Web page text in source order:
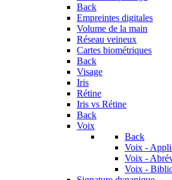
Back
Empreintes digitales
Volume de la main
Réseau veineux
Cartes biométriques
Back
Visage
Iris
Rétine
Iris vs Rétine
Back
Voix
Back
Voix -
Voix -
Voix -